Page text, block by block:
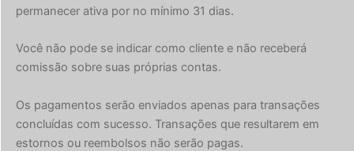
permanecer ativa por no mínimo 31 dias.
Você não pode se indicar como cliente e não receberá
comissão sobre suas próprias contas.
Os pagamentos serão enviados apenas para transações
concluídas com sucesso. Transações que resultarem em
estornos ou reembolsos não serão pagas.